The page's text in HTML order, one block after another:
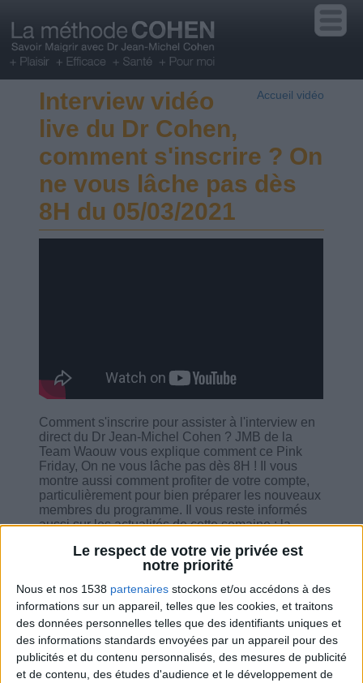
Le respect de votre vie privée est
notre priorité
Nous et nos 1538 partenaires stockons et/ou accédons à des
informations sur un appareil, telles que les cookies, et traitons
des données personnelles telles que des identifiants uniques et
des informations standards envoyées par un appareil pour des
publicités et du contenu personnalisés, des mesures de publicité
et de contenu, des études d'audience et le développement de
Accueil vidéo
Interview vidéo
live du Dr Cohen,
comment s'inscrire ? On
ne vous lâche pas dès
8H du 05/03/2021
Comment s'inscrire pour assister à l'interview en
direct du Dr Jean-Michel Cohen ? JMB de la
Team Waouw vous explique comment ce Pink
Friday, On ne vous lâche pas dès 8H ! Il vous
montre aussi comment profiter de votre compte,
particulièrement pour bien préparer les nouveaux
membres du programme. Il vous reste informés
aussi sur les actualités de cette semaine : la
s'inscrire à l'interview du 9 mars, la nouvelle
vidéo sur ça. Et bien sûr, il répond à vos
questions !
Combien de kilos souhaitez-vous perdre ?